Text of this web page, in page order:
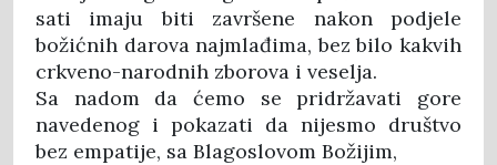
sati imaju biti završene nakon podjele
božićnih darova najmlađima, bez bilo kakvih
crkveno-narodnih zborova i veselja.
Sa nadom da ćemo se pridržavati gore
navedenog i pokazati da nijesmo društvo
bez empatije, sa Blagoslovom Božijim,